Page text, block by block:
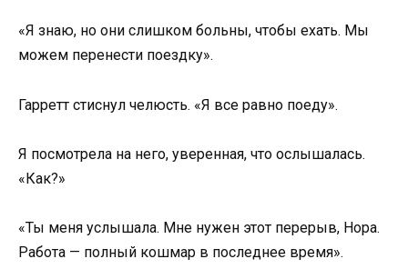
«Я знаю, но они слишком больны, чтобы ехать. Мы
можем перенести поездку».
Гарретт стиснул челюсть. «Я все равно поеду».
Я посмотрела на него, уверенная, что ослышалась.
«Как?»
«Ты меня услышала. Мне нужен этот перерыв, Нора.
Работа — полный кошмар в последнее время».